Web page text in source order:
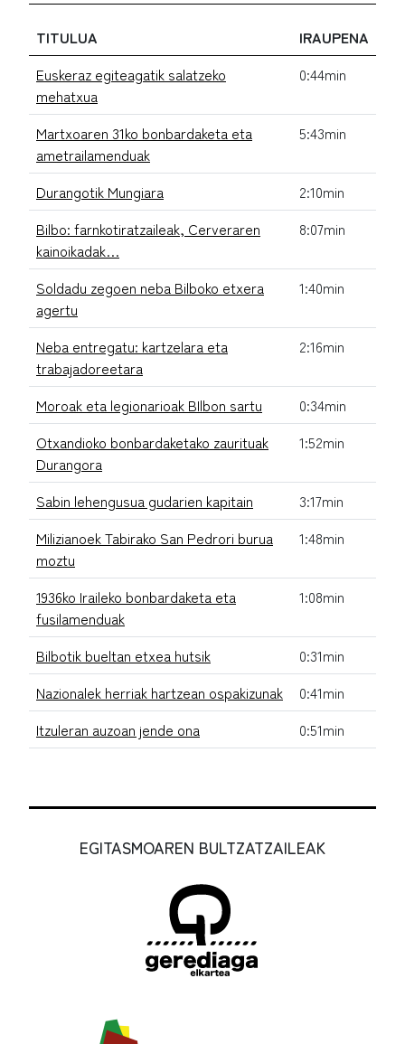
TITULUA
IRAUPENA
Euskeraz egiteagatik salatzeko
mehatxua
0:44min
Martxoaren 31ko bonbardaketa eta
ametrailamenduak
5:43min
Durangotik Mungiara
2:10min
Bilbo: farnkotiratzaileak, Cerveraren
kainoikadak…
8:07min
Soldadu zegoen neba Bilboko etxera
agertu
1:40min
Neba entregatu: kartzelara eta
trabajadoreetara
2:16min
Moroak eta legionarioak BIlbon sartu
0:34min
Otxandioko bonbardaketako zaurituak
Durangora
1:52min
Sabin lehengusua gudarien kapitain
3:17min
Milizianoek Tabirako San Pedrori burua
moztu
1:48min
1936ko Iraileko bonbardaketa eta
fusilamenduak
1:08min
Bilbotik bueltan etxea hutsik
0:31min
Nazionalek herriak hartzean ospakizunak
0:41min
Itzuleran auzoan jende ona
0:51min
EGITASMOAREN BULTZATZAILEAK